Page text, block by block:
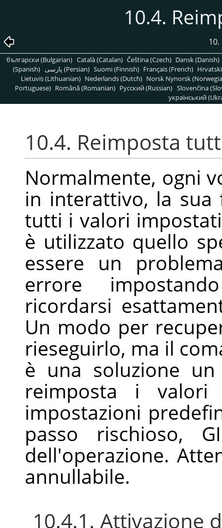
10.4.
български (Bulgarian) Català (Catalan) Čeština (Czech) Dansk (Danish)
(Spanish)
پارسی (Persian) Suomi (Finnish) Français (French)
Lietuvis (Lithuanian) Nederlands (Dutch) Norsk Nynorsk
Portuguese) Română (Romanian) Pусский (Russian) Slovenčina
український
10.4. Reimposta
Normalmente, ogni
in interattivo, la
tutti i valori
è utilizzato quello
essere un
errore
ricordarsi
Un modo per
rieseguirlo, ma il
è una soluzione
reimposta i
impostazioni
passo rischioso,
dell'operazione.
annullabile.
10.4.1. Attivazione